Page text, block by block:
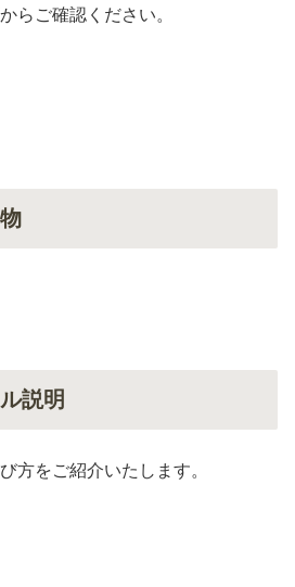
らご確認ください。
説明
方をご紹介いたします。